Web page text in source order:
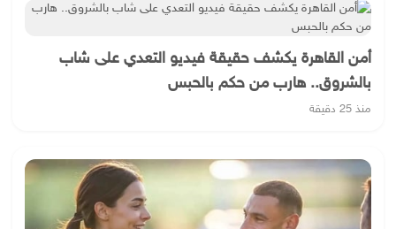
أمن القاهرة يكشف حقيقة فيديو التعدي على شاب
بالشروق.. هارب من حكم بالحبس
منذ 25 دقيقة